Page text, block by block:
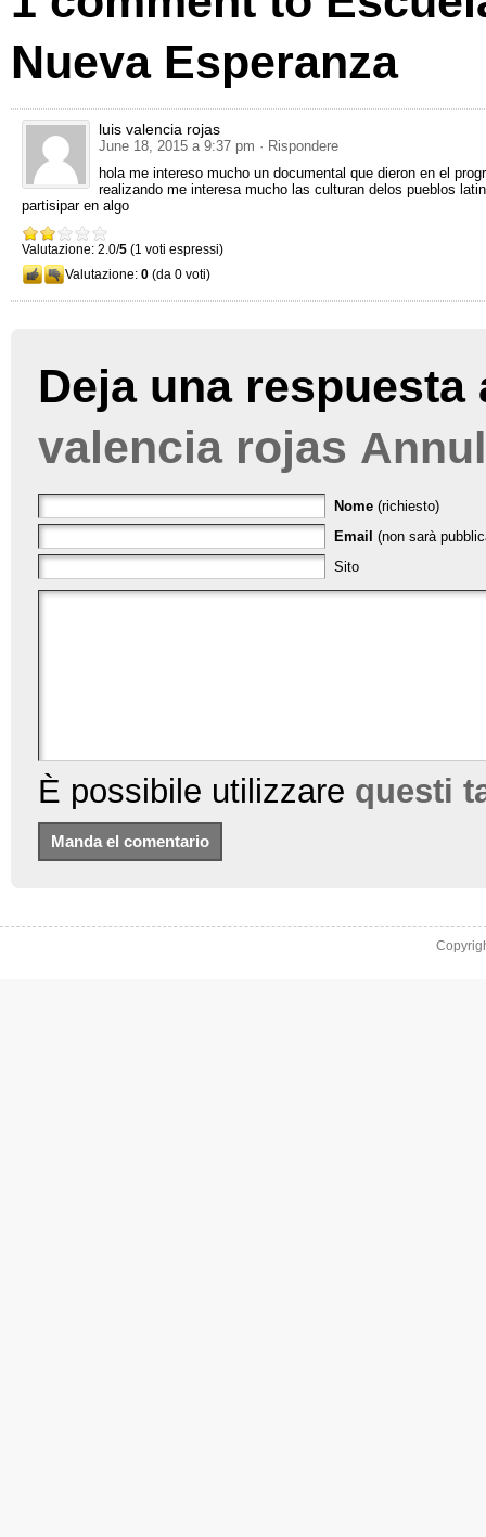
Nueva Esperanza
luis valencia rojas
June 18, 2015 a 9:37 pm · Rispondere
hola me intereso mucho un documental que dieron en el
realizando me interesa mucho las culturan delos pueblos
partisipar en algo
Valutazione: 2.0/5 (1 voti espressi)
Valutazione: 0 (da 0 voti)
Deja una respuesta
valencia rojas
Nome (richiesto)
Email (non sarà
Sito
È possibile utilizzare questi